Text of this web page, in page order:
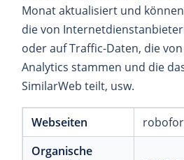
Monat aktualisiert und
die von
oder auf Traffic-Daten, die
Analytics stammen und die
SimilarWeb teilt, usw.
Webseiten
Organische